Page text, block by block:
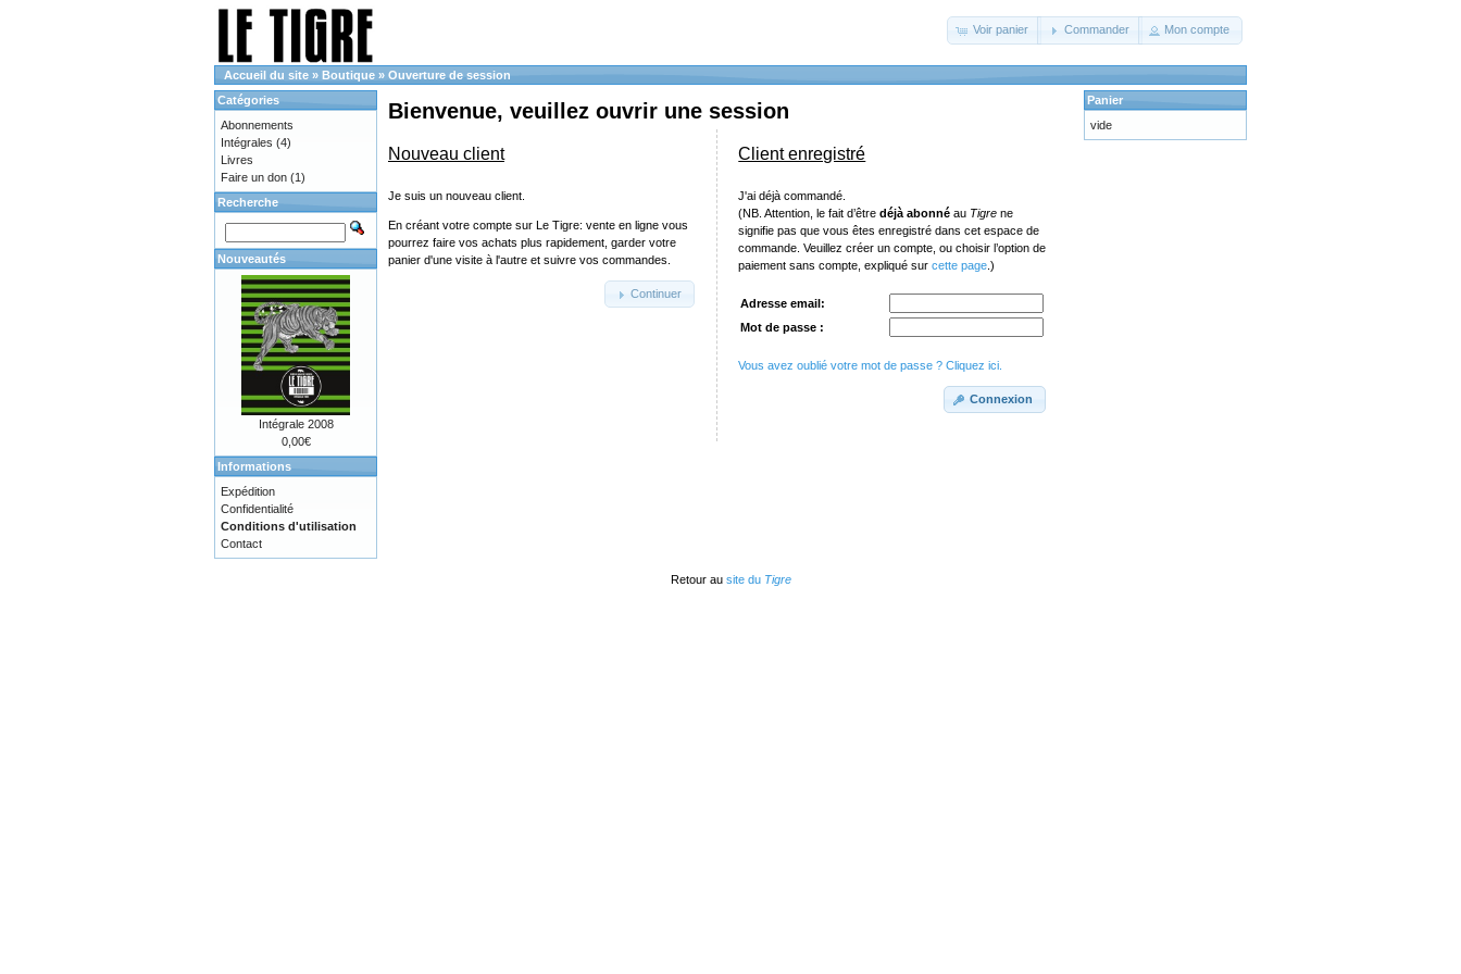
Voir panier Commander Mon compte
Accueil du site » Boutique » Ouverture de session
Bienvenue, veuillez ouvrir une session
Nouveau client
Je suis un nouveau client.
En créant votre compte sur Le Tigre: vente en ligne vous
pourrez faire vos achats plus rapidement, garder votre
panier d'une visite à l'autre et suivre vos commandes.
Continuer
Client enregistré
J'ai déjà commandé.
(NB. Attention, le fait d’êtredéjà abonné au Tigre ne
signifie pas que vous êtes enregistré dans cet espace de
commande. Veuillez créer un compte, ou choisir l’option de
paiement sans compte, expliqué surcette page .)
Adresse email:
Mot de passe :
Vous avez oublié votre mot de passe ? Cliquez ici.
Connexion
Catégories
Abonnements
Intégrales (4)
Livres
Faire un don (1)
Recherche
Nouveautés
Intégrale 2008
0,00€
Informations
Expédition
Confidentialité
Conditions d'utilisation
Contact
Panier
vide
Retour au site du Tigre